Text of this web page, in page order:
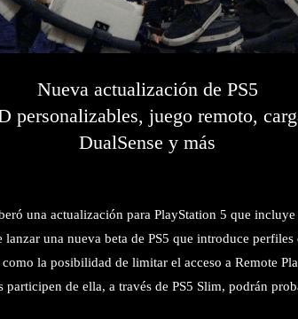
Nueva actualización de PS5
personalizables, juego remoto,
DualSense y más
una actualización para PlayStation 5 que incluye
lanzar una nueva beta de PS5 que introduce
la posibilidad de limitar el acceso a Remote
de ella, a través de PS5 Slim, podrán